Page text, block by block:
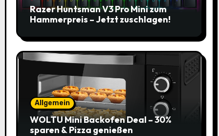
Razer Huntsman V3 Pro Mini zum
Hammerpreis – Jetzt zuschlagen!
Allgemein
WOLTU Mini Backofen Deal – 30%
sparen & Pizza genießen